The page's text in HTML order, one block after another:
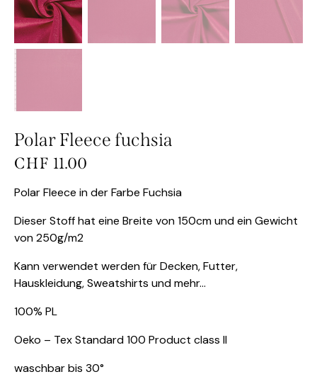
Polar Fleece fuchsia
CHF 11.00
Polar Fleece in der Farbe Fuchsia
Dieser Stoff hat eine Breite von 150cm und ein Gewicht
von 250g/m2
Kann verwendet werden für Decken, Futter,
Hauskleidung, Sweatshirts und mehr…
100% PL
Oeko – Tex Standard 100 Product class II
waschbar bis 30°